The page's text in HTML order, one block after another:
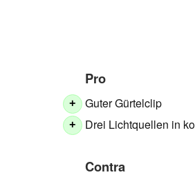
Pro
+ Guter Gürtelclip
+ Drei Lichtquellen in
Contra